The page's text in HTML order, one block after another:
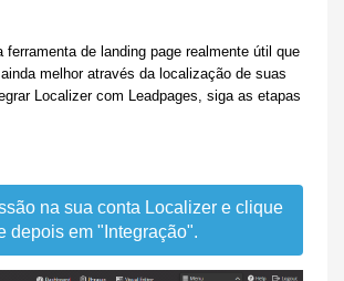
ferramenta de landing page realmente útil que
melhor através da localização de suas
Localizer com Leadpages, siga as etapas
na sua conta Localizer e clique
depois em "Integração".